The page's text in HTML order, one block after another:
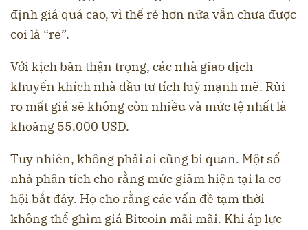
định giá quá cao, vì thế rẻ hơn nữa vẫn chưa được
coi là “rẻ”.
Với kịch bản thận trọng, các nhà giao dịch
khuyến khích nhà đầu tư tích luỹ mạnh mẽ. Rủi
ro mất giá sẽ không còn nhiều và mức tệ nhất là
khoảng 55.000 USD.
Tuy nhiên, không phải ai cũng bi quan. Một số
nhà phân tích cho rằng mức giảm hiện tại la cơ
hội bắt đáy. Họ cho rằng các vấn đề tạm thời
không thể ghìm giá Bitcoin mãi mãi. Khi áp lực